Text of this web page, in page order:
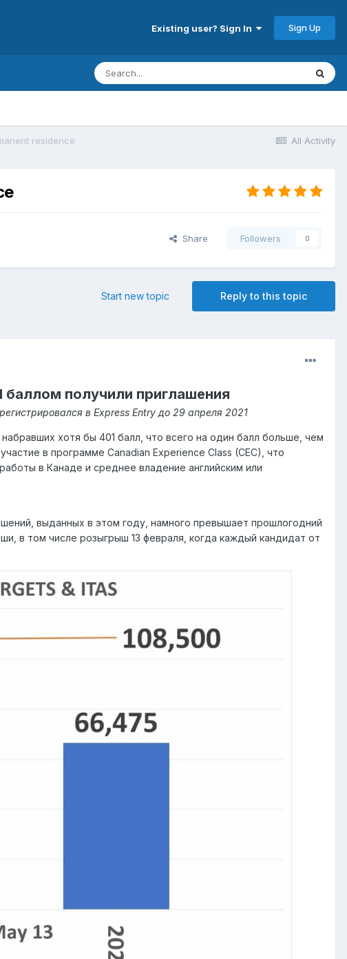
Existing user? Sign In Sign Up
All Activity
residence
Share Followers 0
Reply to this topic
Start new topic
баллом получили приглашения
в Express Entry до 29 апреля 2021
хотя бы 401 балл, что всего на один балл больше, чем
в программе Canadian Experience Class (CEC), что
в Канаде и среднее владение английским или
выданных в этом году, намного превышает прошлогодний
в том числе розыгрыш 13 февраля, когда каждый кандидат от